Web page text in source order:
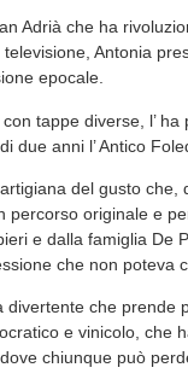
Adrià che ha
Antonia
epocale.
tappe diverse, l’
due anni l’ Antico
del gusto
originale e
e dalla famiglia De
che non
divertente che
e vinicolo, che
chiunque può